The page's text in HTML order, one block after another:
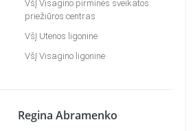
VšĮ Visagino pirminės sveikatos
priežiūros centras
VšĮ Utenos ligoninė
VšĮ Visagino ligoninė
Regina Abramenko